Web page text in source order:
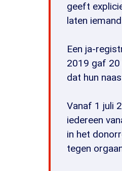
geeft
laten
Een ja-
2019 gaf 20
dat hun
Vanaf 1 juli
iedereen
in het
tegen